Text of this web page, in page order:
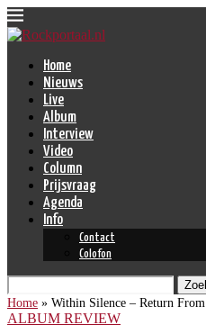
Home
Nieuws
Live
Album
Interview
Video
Column
Prijsvraag
Agenda
Info
Contact
Colofon
Home » Within Silence – Return
ALBUM REVIEW